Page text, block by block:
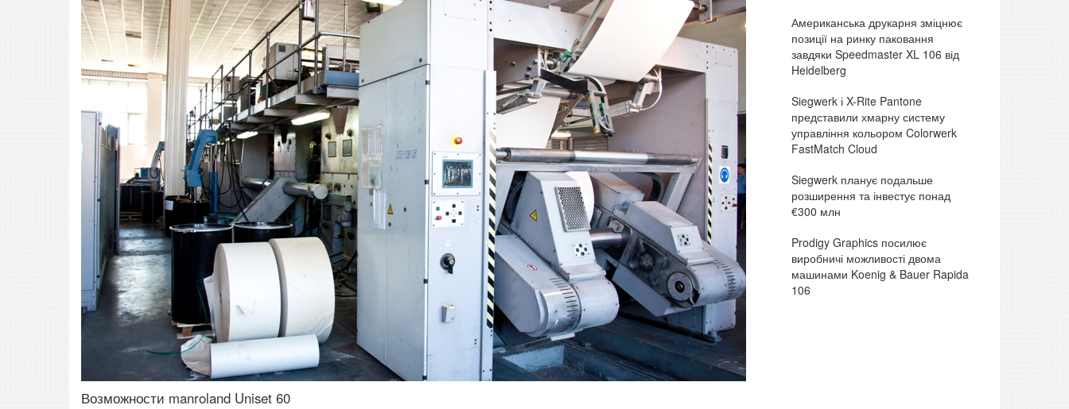
Возможности manroland Uniset 60
Американська друкарня зміцнює
позиції на ринку паковання
завдяки Speedmaster XL 106 від
Heidelberg
Siegwerk і X-Rite Pantone
представили хмарну систему
управління кольором Colorwerk
FastMatch Cloud
Siegwerk планує подальше
розширення та інвестує понад
€300 млн
Prodigy Graphics посилює
виробничі можливості двома
машинами Koenig & Bauer Rapida
106